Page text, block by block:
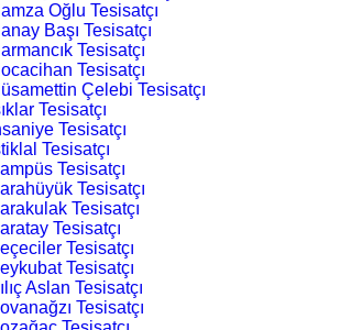
Oğlu Tesisatçı
Başı Tesisatçı
Tesisatçı
Tesisatçı
Çelebi Tesisatçı
Tesisatçı
Tesisatçı
Tesisatçı
Tesisatçı
Tesisatçı
Tesisatçı
Tesisatçı
Tesisatçı
Tesisatçı
Aslan Tesisatçı
Tesisatçı